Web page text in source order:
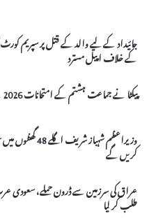
جائیداد کے لیے والد کے قتل پر سپریم
کے خلاف اپیل مسترد
پیکٹا نے جماعت ہشتم کے امتحانات 2026 کے نتائج کا اعلان کر دیا
وزیراعظم شہباز
کریں گے
عراق کی سرزمین سے ڈرون حملے، سعودی
طلب کر لیا